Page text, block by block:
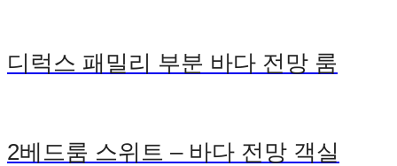
디럭스 패밀리 부분 바다 전망 룸
2베드룸 스위트 – 바다 전망 객실